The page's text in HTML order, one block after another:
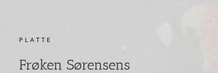
PLATTE
Frøken Sørensens